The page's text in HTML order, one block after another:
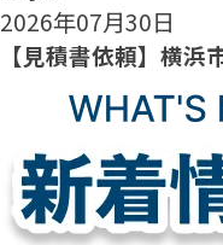
2026年07月30日
【見積書依頼】横浜